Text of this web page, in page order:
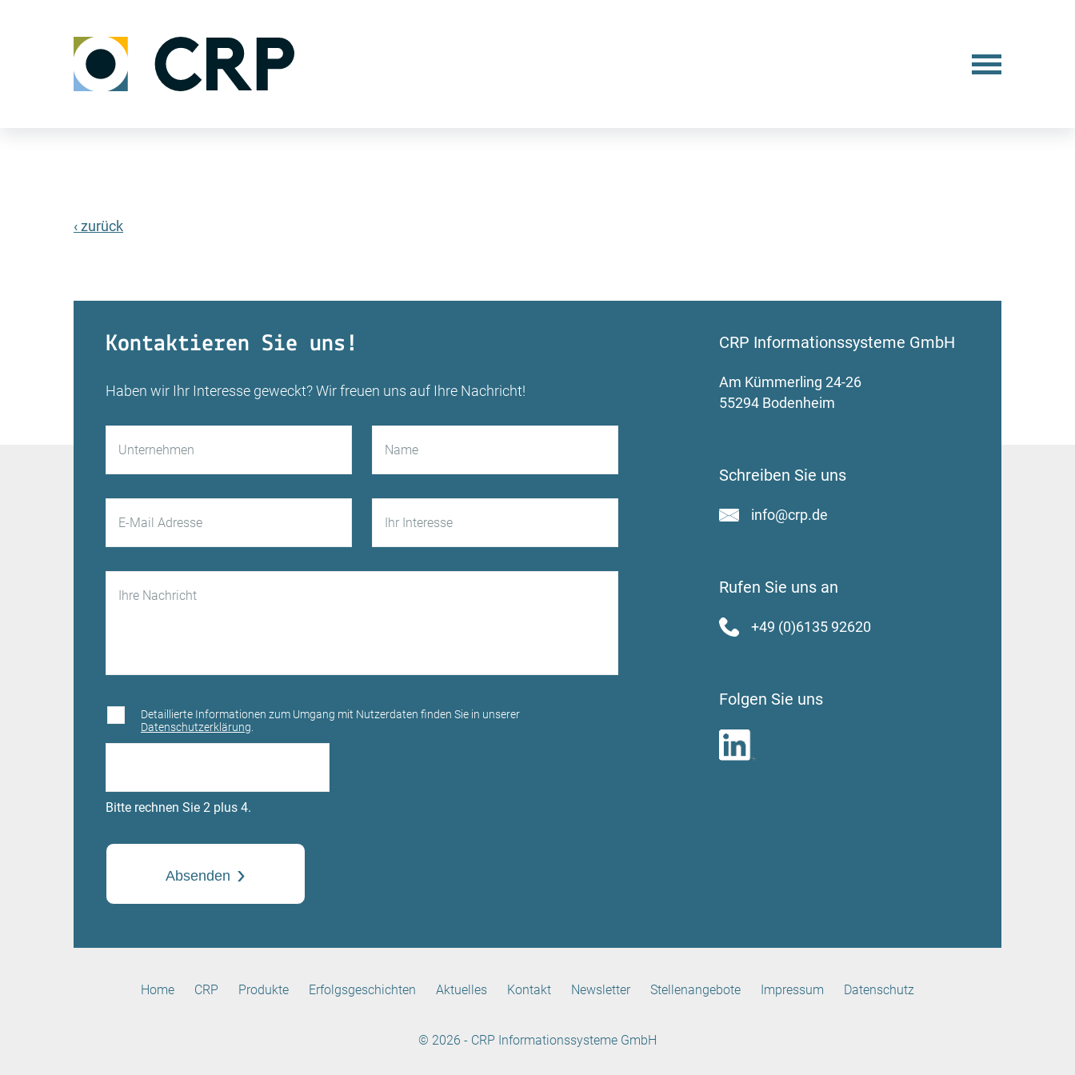
‹ zurück
Kontaktieren Sie uns!
Haben wir Ihr Interesse geweckt? Wir freuen uns auf Ihre Nachricht!
Detaillierte Informationen zum Umgang mit Nutzerdaten finden Sie in unserer
Datenschutzerklärung
Bitte rechnen Sie 2 plus 4.
Absenden
CRP Informationssysteme GmbH
Am Kümmerling 24-26
55294 Bodenheim
Schreiben Sie uns
info@crp.de
Rufen Sie uns an
+49 (0)6135 92620
Folgen Sie uns
Home CRP Produkte Erfolgsgeschichten Aktuelles Kontakt Newsletter Stellenangebote Impressum Datenschutz
© 2026 - CRP Informationssysteme GmbH